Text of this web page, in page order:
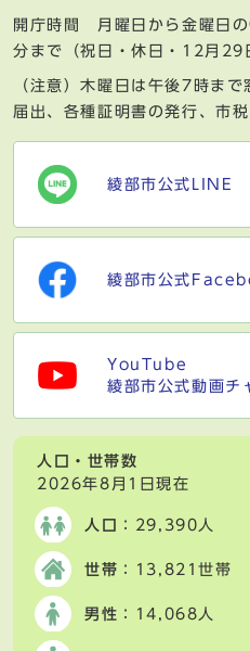
開庁時間 月曜日から金曜日
分まで（祝日・休日・12月29
（注意）木曜日は午後7時ま
届出、各種証明書の発行、市
綾部市公式LINE
綾部市公式
YouTube
綾部市公式動画チ
人口・世帯数
2026年8月1日現在
人口 ：29,390人
世帯 ：13,821世帯
男性 ：14,068人